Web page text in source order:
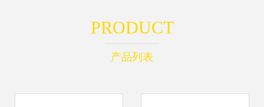
PRODUCT
产品列表